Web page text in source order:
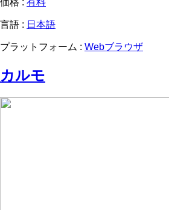
価格 : 有料
言語 : 日本語
プラットフォーム : Webブラウザ
カルモ